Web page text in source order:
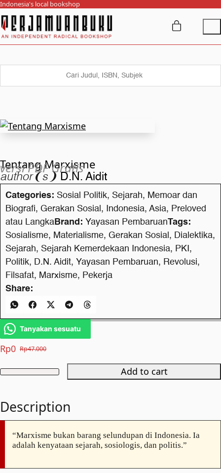
Indonesia's local bookshop
Tentang Marxisme
versi PDF Gratis
author❨s❩ D.N. Aidit
Rp47.000
Original
price
Rp0
Current
price
Tentang
quantity
Add to cart
Categories: Sosial Politik, Sejarah, Memoar dan
Biografi, Gerakan Sosial , Indonesia, Asia, Preloved
atau Langka Brand: Yayasan PembaruanTags:
Sosialisme, Materialisme, Gerakan Sosial , Dialektika,
Sejarah, Sejarah Kemerdekaan Indonesia, PKI ,
Politik, D.N. Aidit, Yayasan Pembaruan, Revolusi,
Filsafat, Marxisme, Pekerja
Share:
Tanyakan sesuatu
Description
“Marxisme bukan barang selundupan di Indonesia. Ia
adalah kenyataan sejarah, sosiologis, dan politis.”